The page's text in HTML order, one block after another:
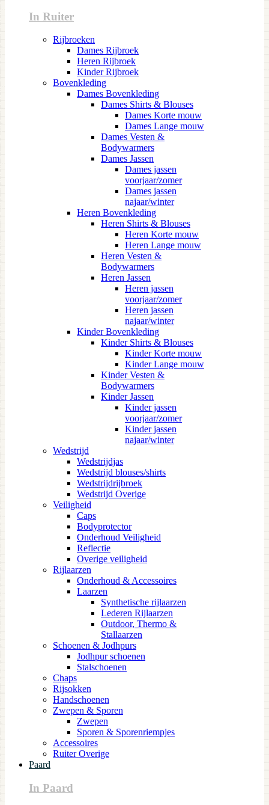
In Ruiter
Rijbroeken
Dames Rijbroek
Heren Rijbroek
Kinder Rijbroek
Bovenkleding
Dames Bovenkleding
Dames Shirts & Blouses
Dames Korte mouw
Dames Lange mouw
Dames Vesten &
Bodywarmers
Dames Jassen
Dames jassen
voorjaar/zomer
Dames jassen
najaar/winter
Heren Bovenkleding
Heren Shirts & Blouses
Heren Korte mouw
Heren Lange mouw
Heren Vesten &
Bodywarmers
Heren Jassen
Heren jassen
voorjaar/zomer
Heren jassen
najaar/winter
Kinder Bovenkleding
Kinder Shirts & Blouses
Kinder Korte mouw
Kinder Lange mouw
Kinder Vesten &
Bodywarmers
Kinder Jassen
Kinder jassen
voorjaar/zomer
Kinder jassen
najaar/winter
Wedstrijd
Wedstrijdjas
Wedstrijd blouses/shirts
Wedstrijdrijbroek
Wedstrijd Overige
Veiligheid
Caps
Bodyprotector
Onderhoud Veiligheid
Reflectie
Overige veiligheid
Rijlaarzen
Onderhoud & Accessoires
Laarzen
Synthetische rijlaarzen
Lederen Rijlaarzen
Outdoor, Thermo &
Stallaarzen
Schoenen & Jodhpurs
Jodhpur schoenen
Stalschoenen
Chaps
Rijsokken
Handschoenen
Zwepen & Sporen
Zwepen
Sporen & Sporenriempjes
Accessoires
Ruiter Overige
Paard
In Paard